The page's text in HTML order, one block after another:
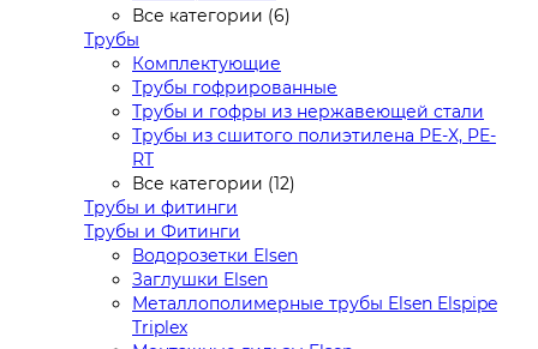
Все категории (6)
Трубы
Комплектующие
Трубы гофрированные
Трубы и гофры из нержавеющей стали
Трубы из сшитого полиэтилена PE-X, PE-
RT
Все категории (12)
Трубы и фитинги
Трубы и Фитинги
Водорозетки Elsen
Заглушки Elsen
Металлополимерные трубы Elsen Elspipe
Triplex